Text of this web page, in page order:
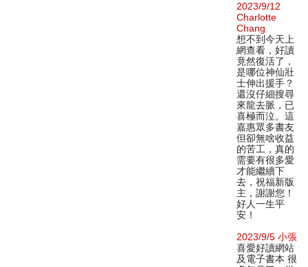
2023/9/12
Charlotte
Chang
想不到今天上
網查看，好讀
竟然復活了，
是哪位神仙壯
士伸出援手？
還沒仔細搜尋
來龍去脈，已
喜極而泣。這
嘉惠眾多書友
但卻無啥收益
的苦工，真的
需要有很多愛
才能繼續下
去，祝福新版
主，謝謝您！
好人一生平
安！
2023/9/5 小張
喜愛好讀網站
及電子書本 很